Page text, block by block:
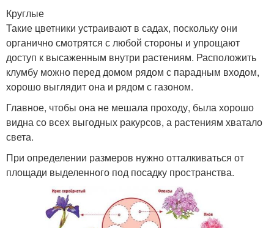
Круглые
Такие цветники устраивают в садах, поскольку они
органично смотрятся с любой стороны и упрощают
доступ к высаженным внутри растениям. Расположить
клумбу можно перед домом рядом с парадным входом,
хорошо выглядит она и рядом с газоном.
Главное, чтобы она не мешала проходу, была хорошо
видна со всех выгодных ракурсов, а растениям хватало
света.
При определении размеров нужно отталкиваться от
площади выделенного под посадку пространства.